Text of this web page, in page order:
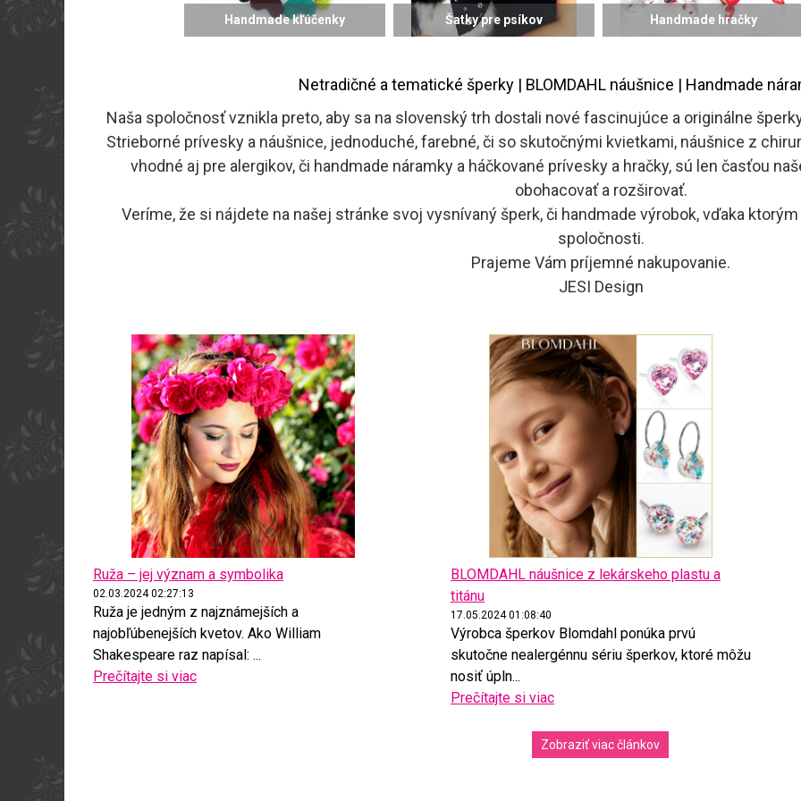
Handmade kľúčenky Šatky pre psíkov Handmade hračky
Netradičné a tematické šperky | BLOMDAHL náušnice | Handmade
Naša spoločnosť vznikla preto, aby sa na slovenský trh dostali nové fascinujúce a originálne
Strieborné prívesky a náušnice, jednoduché, farebné, či so skutočnými kvietkami, náušnice z
vhodné aj pre alergikov, či handmade náramky a háčkované prívesky a hračky, sú len časťou
obohacovať a rozširovať.
Veríme, že si nájdete na našej stránke svoj vysnívaný šperk, či handmade výrobok, vďaka
spoločnosti.
Prajeme Vám príjemné nakupovanie.
JESI Design
Ruža – jej význam a symbolika
02.03.2024 02:27:13
Ruža je jedným z najznámejších a
najobľúbenejších kvetov. Ako William
Shakespeare raz napísal: ...
Prečítajte si viac
BLOMDAHL náušnice z lekárskeho plastu a
titánu
17.05.2024 01:08:40
Výrobca šperkov Blomdahl ponúka prvú
skutočne nealergénnu sériu šperkov, ktoré môžu
nosiť úpln...
Prečítajte si viac
Zobraziť viac článkov